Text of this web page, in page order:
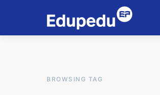
BROWSING TAG